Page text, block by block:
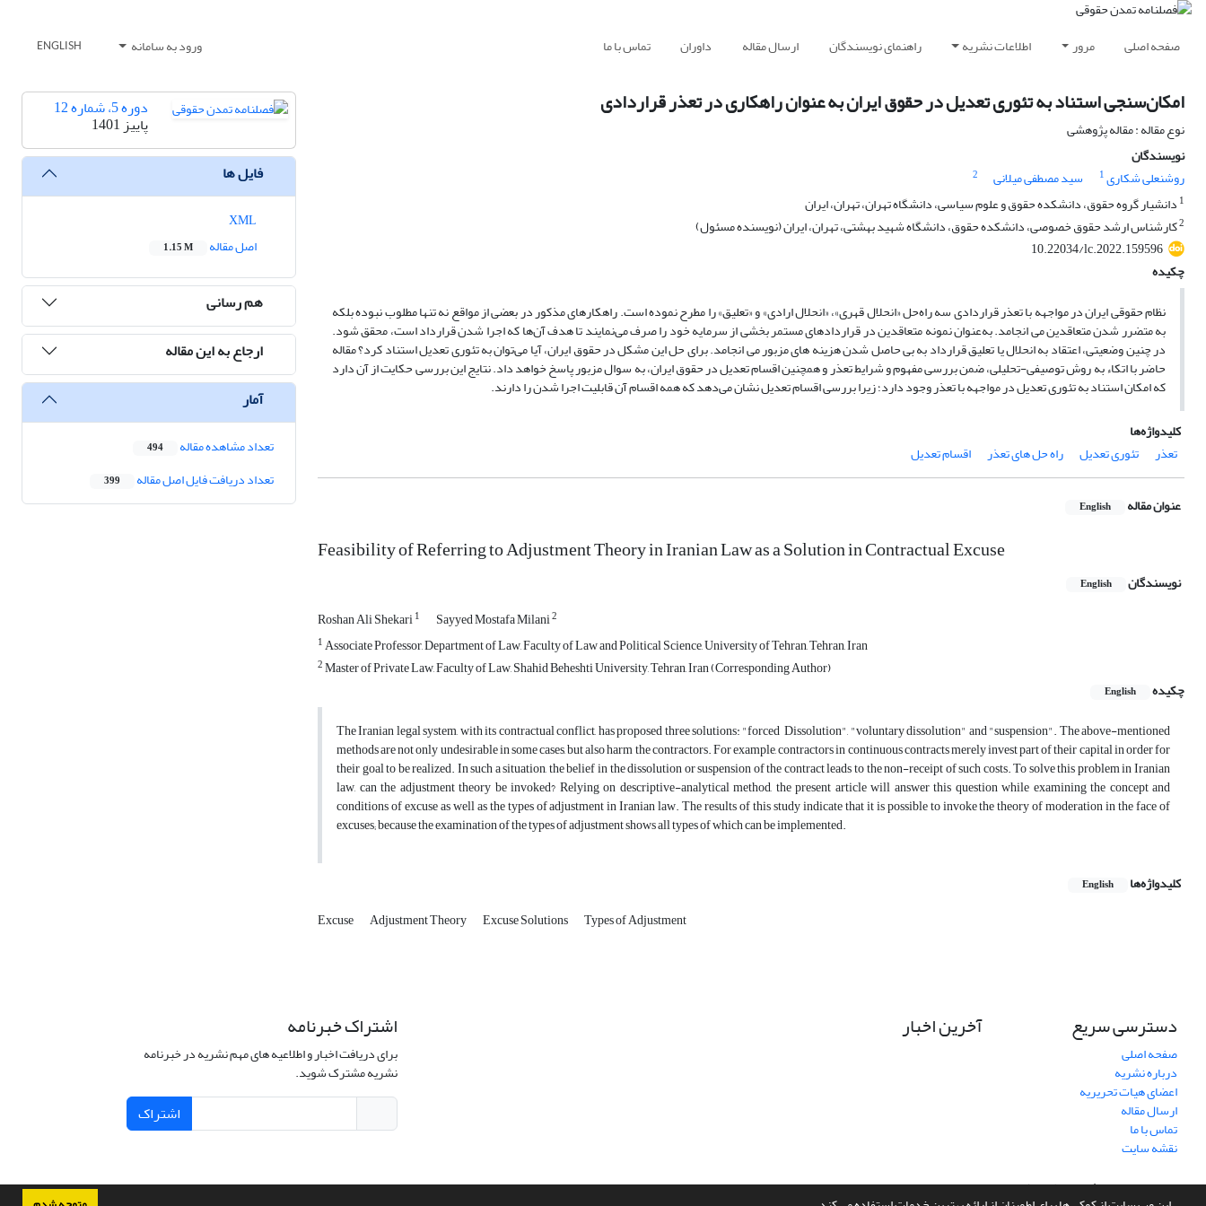
صفحه اصلی مرور اطلاعات نشریه راهنمای نویسندگان ارسال مقاله داوران تماس با ما ورود به سامانه ENGLISH
امکان‌سنجی استناد به تئوری تعدیل در حقوق ایران به ‌عنوان راهکاری در تعذر قراردادی
نوع مقاله : مقاله پژوهشی
نویسندگان
روشنعلی شکاری1 سید مصطفی میلانی
2
1 دانشیار گروه حقوق، دانشکده حقوق و علوم سیاسی، دانشگاه تهران، تهران، ایران
2کارشناس ارشد حقوق خصوصی، دانشکده حقوق، دانشگاه شهید بهشتی، تهران، ایران (نویسنده مسئول)
10.22034/lc.2022.159596
چکیده
نظام حقوقی ایران در مواجهه با تعذر قراردادی سه راه‌حل «انحلال قهری»، «انحلال ارادی» و «تعلیق» را مطرح نموده است. راهکارهای مذکور در بعضی از مواقع نه تنها مطلوب نبوده بلکه
به متضرر شدن متعاقدین می انجامد. به‌عنوان نمونه متعاقدین در قراردادهای مستمر بخشی از سرمایه خود را صرف می‌نمایند تا هدف آن‌ها که اجرا شدن قرارداد است، محقق شود.
در چنین وضعیتی، اعتقاد به انحلال یا تعلیق قرارداد به بی حاصل شدن هزینه های مزبور می انجامد. برای حل این مشکل در حقوق ایران، آیا می‌توان به تئوری تعدیل استناد کرد؟ مقاله
حاضر با اتکاء به روش توصیفی-تحلیلی، ضمن بررسی مفهوم و شرایط تعذر و همچنین اقسام تعدیل در حقوق ایران، به سوال مزبور پاسخ خواهد داد. نتایج این بررسی حکایت از آن دارد
که امکان استناد به تئوری تعدیل در مواجهه با تعذر وجود دارد؛ زیرا بررسی اقسام تعدیل نشان می‌دهد که همه اقسام آن قابلیت اجرا شدن را دارند.
کلیدواژه‌ها
تعذر
تئوری تعدیل راه حل های تعذر اقسام تعدیل
عنوان مقاله English
Feasibility of Referring to Adjustment Theory in Iranian Law as a Solution in Contractual Excuse
نویسندگان English
Roshan Ali Shekari1 Sayyed Mostafa Milani2
1Associate Professor, Department of Law, Faculty of Law and Political Science, University of Tehran, Tehran, Iran
2Master of Private Law, Faculty of Law, Shahid Beheshti University, Tehran, Iran (Corresponding Author)
چکیده
English
The Iranian legal system, with its contractual conflict, has proposed three solutions: "forced Dissolution", "voluntary dissolution" and "suspension". The above-mentioned
methods are not only undesirable in some cases, but also harm the contractors. For example, contractors in continuous contracts merely invest part of their capital in order for
their goal to be realized. In such a situation, the belief in the dissolution or suspension of the contract leads to the non-receipt of such costs. To solve this problem in Iranian
law, can the adjustment theory be invoked? Relying on descriptive-analytical method, the present article will answer this question while examining the concept and
conditions of excuse as well as the types of adjustment in Iranian law. The results of this study indicate that it is possible to invoke the theory of moderation in the face of
excuses; because the examination of the types of adjustment shows all types of which can be implemented.
کلیدواژه‌ها English
Excuse Adjustment Theory Excuse Solutions Types of Adjustment
دوره 5، شماره 12
پاییز 1401
فایل ها
اصل مقاله
1.15 M
هم رسانی
ارجاع به این مقاله
آمار
تعداد مشاهده مقاله 494
تعداد دریافت فایل اصل مقاله 399
دسترسی سریع
صفحه اصلی
درباره نشریه
اعضای هیات تحریریه
ارسال مقاله
تماس با ما
نقشه سایت
آخرین اخبار اشتراک خبرنامه
برای دریافت اخبار و اطلاعیه های مهم نشریه در خبرنامه
نشریه مشترک شوید.
اشتراک
سامانه مدیریت نشریات علمی.طراحی و پیاده سازی ازسیناوب